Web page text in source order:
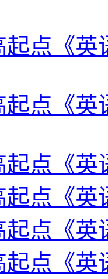
点《英
点《英
起点《
起点《
起点《
起点《